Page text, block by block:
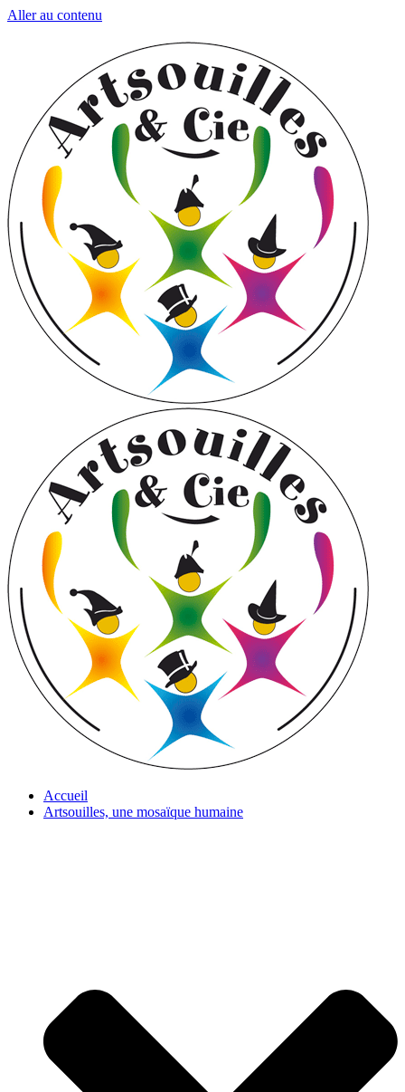
Aller au contenu
Accueil
Artsouilles, une mosaïque humaine